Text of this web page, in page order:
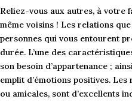
Reliez-vous aux autres, à votre
même voisins ! Les relations
personnes qui vous entourent
durée. L’une des
son besoin d’appartenance ;
emplit d’émotions positives.
ou amicales, sont d’excellents